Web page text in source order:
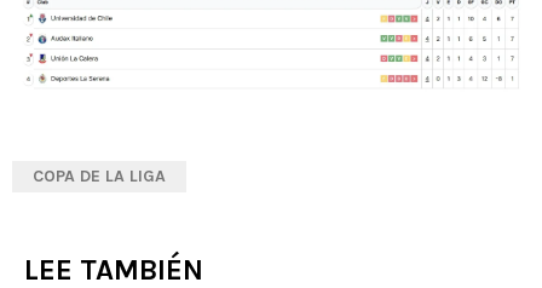
COPA DE LA LIGA
LEE TAMBIÉN